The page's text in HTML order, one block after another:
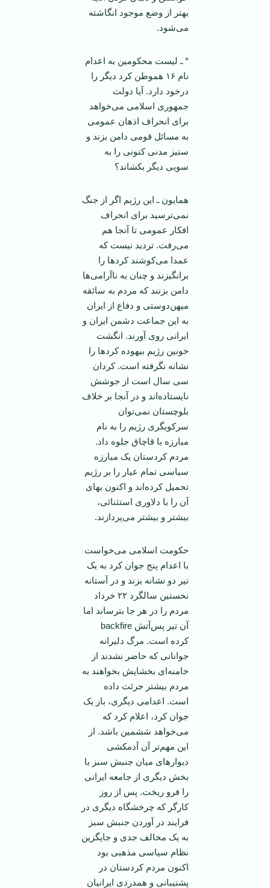
بهتر از وضع موجود انگاشته
می‌شود.
* ـ لیست محکومین به اعدام
نام ۱۶ هموطن کرد دیگر را
درخود دارد. آیا دولت
جمهوری اسلامی می‌خواهد
برای انحراف اذهان عمومی
به مسائل قومی دامن بزند و
ستیز مدنی کنونی را به
سویی دیگر بکشاند؟
همایون ـ این رژیم اگر از جنگ
نمی‌ترسید برای انحراف
افکار عمومی تا آنجا هم
می‌رفت. تردید نیست که
عمدا می‌کوشند کرد‌ها را
برانگیزند و چنان به نا‌آرامی‌ها
دامن بزنند که مردم به سائقه
میهن‌دوستی و دفاع از ایران
به این جماعت دشمن ایران و
ایرانی روی آورند. انگشت
خونین رژیم بیهوده کرد‌ها را
نشانه نگرفته است. کردان
سی سال است از جوشش
نایستاده‌اند و در آنجا بر خلاف
بلوچستان نمی‌توان
سرکوبگری رژیم را به نام
مبارزه با قاچاق جلوه داد.
مردم کردستان یک مبارزه
سیاسی تمام عیار را بر رژیم
تحمیل کرده‌اند و اکنون بهای
آن را با دلاوری استثنائی،
بیشتر و بیشتر می‌پردازند.
حکومت اسلامی می‌خواست
با اعدام پنج جوان کرد به یک
تیر دو نشانه بزند و در آستانه
نخستین سالگرد ۲۲ خرداد
مردم را در هر جا بترساند اما
آن تیر پس‌آتش backfire
کرده است. مرگ دلیرانه
جوانانی که حاضر نشدند از
خامنه‌ای بخشایش بخواهند به
مردم بیشتر جرئت داده
است. اعدامی دیگری، باز یک
جوان کرد، اعلام کرد که
می‌خواهد ششمین باشد. از
این مهم‌تر آن آدمکشی
دیوار‌های میان جنبش سبز با
بخش دیگری از جامعه ایرانی
را فرو ریخت. پس از روز
کارگر که چرخشگاه دیگری در
فرایند در آوردن جنبش سبز
به یک مخالف جدی و جایگزین
نظام سیاسی مذهبی بود
اکنون مردم کردستان در
پشتیبانی و همدردی ایرانیان